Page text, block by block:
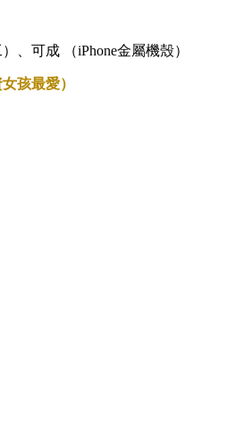
、可成 （iPhone金屬機殼）
孩最愛）